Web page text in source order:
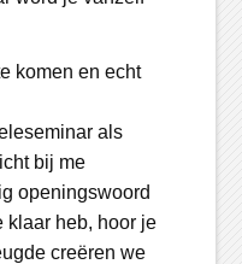
komen en echt
als
bij me
openingswoord
klaar heb, hoor je
creëren we